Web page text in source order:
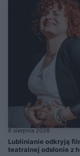
8 sierpnia 2026
Lublinianie odkryją
teatralnej odsłonie z